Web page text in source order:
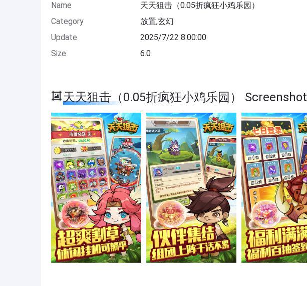
Name
天天狙击（0.05折疯狂小鸡乐园）
Category
放置,玄幻
Update
2025/7/22 8:00:00
Size
6.0
天天狙击（0.05折疯狂小鸡乐园） Screenshot